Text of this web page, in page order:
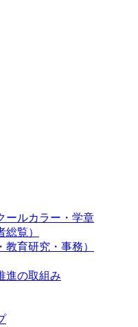
ールカラー・学章
覧）
育研究・事務）
進の取組み